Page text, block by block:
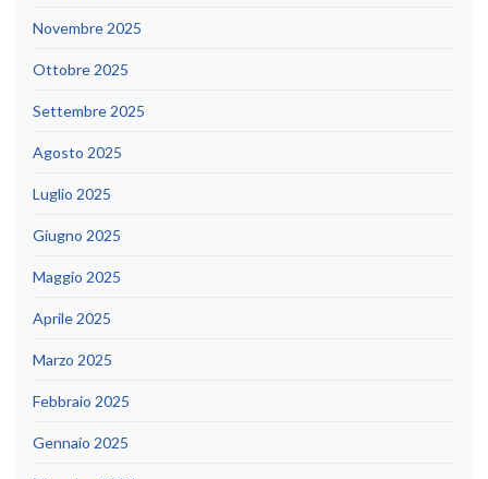
Novembre 2025
Ottobre 2025
Settembre 2025
Agosto 2025
Luglio 2025
Giugno 2025
Maggio 2025
Aprile 2025
Marzo 2025
Febbraio 2025
Gennaio 2025